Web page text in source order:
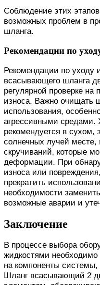
Соблюдение этих
возможных проблем в
шланга.
Рекомендации по
Рекомендации по уходу
всасывающего шланга
регулярной проверке
износа. Важно очищать
использования,
агрессивными средами.
рекомендуется в
солнечных лучей месте,
скручиваний, которые
деформации. При
износа или
прекратить
необходимости
возможные аварии и
Заключение
В процессе выбора
жидкостями
на компоненты системы,
Шланг всасывающий 2